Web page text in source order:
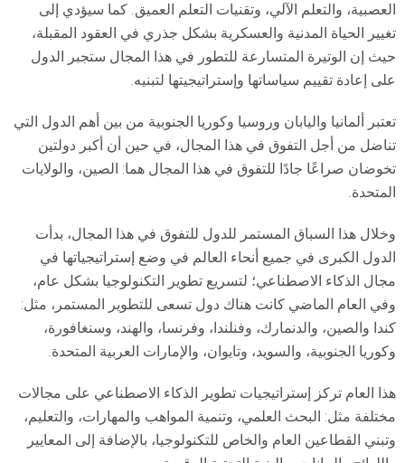
العصبية، والتعلم الآلي، وتقنيات التعلم العميق. كما سيؤدي إلى
تغيير الحياة المدنية والعسكرية بشكل جذري في العقود المقبلة،
حيث إن الوتيرة المتسارعة للتطور في هذا المجال ستجبر الدول
على إعادة تقييم سياساتها وإستراتيجيتها لتبنيه.
تعتبر ألمانيا واليابان وروسيا وكوريا الجنوبية من بين أهم الدول التي
تناضل من أجل التفوق في هذا المجال، في حين أن أكبر دولتين
تخوضان صراعًا جادًا للتفوق في هذا المجال هما: الصين، والولايات
المتحدة.
وخلال هذا السباق المستمر للدول للتفوق في هذا المجال، بدأت
الدول الكبرى في جميع أنحاء العالم في وضع إستراتيجياتها في
مجال الذكاء الاصطناعي؛ لتسريع تطوير التكنولوجيا بشكل عام،
وفي العام الماضي كانت هناك دول تسعى للتطوير المستمر، مثل:
كندا والصين، والدنمارك، وفنلندا، وفرنسا، والهند، وسنغافورة،
وكوريا الجنوبية، والسويد، وتايوان، والإمارات العربية المتحدة.
هذا العام تركز إستراتيجيات تطوير الذكاء الاصطناعي على مجالات
مختلفة مثل: البحث العلمي، وتنمية المواهب والمهارات، والتعليم،
وتبني القطاعين العام والخاص للتكنولوجيا، بالإضافة إلى المعايير